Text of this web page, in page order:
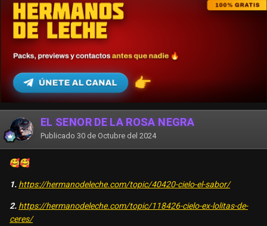
EL SEÑOR DE LA ROSA NEGRA
Publicado 30 de Octubre del 2024
🥰🥰
1. https://hermanodeleche.com/topic/40420-cielo-el-sabor/
2. https://hermanodeleche.com/topic/118426-cielo-ex-lolitas-de-
ceres/